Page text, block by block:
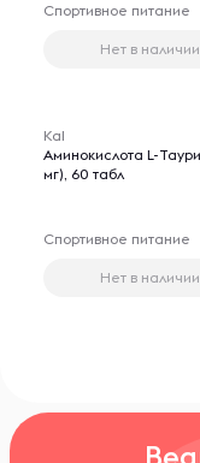
Спортивное питание
Нет в наличии
Kal
Аминокислота L-
мг), 60 табл
Спортивное питание
Нет в наличии